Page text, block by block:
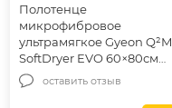
Полотенце
микрофибровое
ультрамягкое Gyeon Q²M
SoftDryer EVO 60×80см
(8809432671435)
оставить отзыв